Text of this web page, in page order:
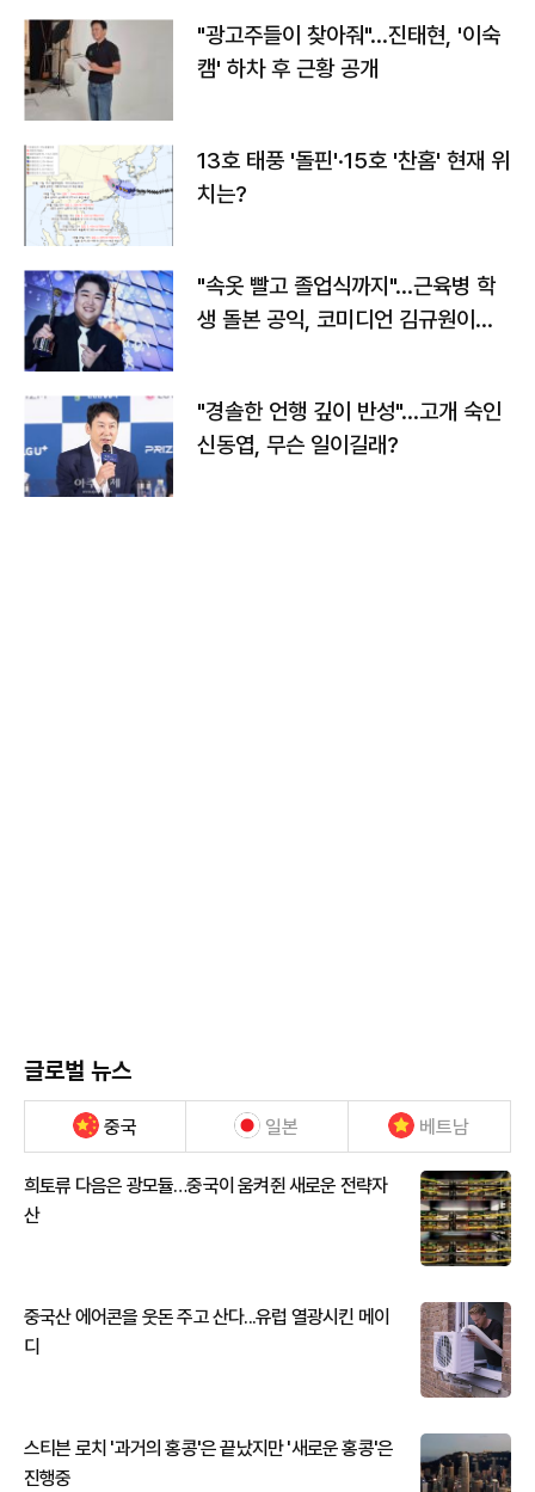
"광고주들이 찾아줘"…진태현, '이숙
캠' 하차 후 근황 공개
13호 태풍 '돌핀'·15호 '찬홈' 현재 위
치는?
"속옷 빨고 졸업식까지"…근육병 학
생 돌본 공익, 코미디언 김규원이었
"경솔한 언행 깊이 반성"…고개 숙인
신동엽, 무슨 일이길래?
글로벌 뉴스
중국 일본 베트남
희토류 다음은 광모듈…중국이 움켜쥔 새로운 전략자
산
중국산 에어콘을 웃돈 주고 산다...유럽 열광시킨 메이
디
스티븐 로치 '과거의 홍콩'은 끝났지만 '새로운 홍콩'은
진행중